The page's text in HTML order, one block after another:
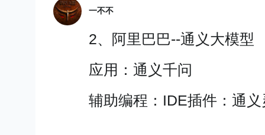
大语言模型与AIGC之间的
AIGC（Artificial
是一个总称，是指有
GC可以生成文本、生成
b.本地化部署。缺点，
力成本和硬件成本。
推荐
ppt创作 ：讯飞智文
4、智谱AI--ChatGLM
应用：代码生成
一不不
2、阿里巴巴--通义大模型
应用：通义千问
辅助编程：IDE插件：通义